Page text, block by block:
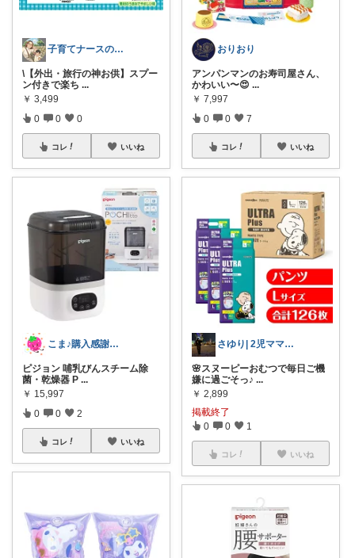
子育てナースの備忘録
\【外出・旅行の神お供】スプー
ン付きで楽ち ...
￥ 3,499
0 0 0
コレ いいね
こま♪購入感謝です6y&3y♪
ピジョン 哺乳びんスチーム除
菌・乾燥器 P ...
￥ 15,997
0 0 2
コレ いいね
おりおり
アンパンマンのお寿司屋さん、
かわいい〜😍 ...
￥ 7,997
0 0 7
コレ いいね
さゆり| 2児ママお買い物メモ🧸
🌸スヌーピーおむつで毎日ご機
嫌に過ごそっ♪ ...
￥ 2,899
掲載終了
0 0 1
コレ いいね